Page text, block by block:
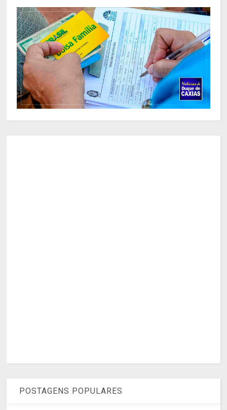
POSTAGENS POPULARES